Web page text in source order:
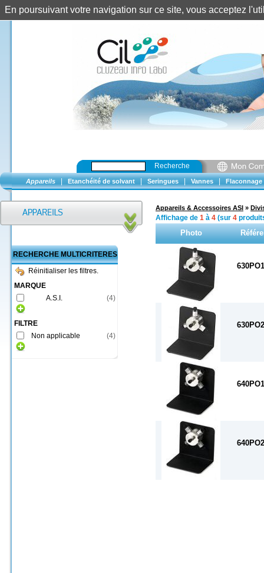
Recherche
Appareils Etanchéité de solvant Seringues Vannes Flaconnage
RECHERCHE MULTICRITERES
Réinitialiser les filtres.
MARQUE
A.S.I.
(4)
FILTRE
Non applicable
(4)
Appareils & Accessoires ASI »
Affichage de 1 à 4 (sur 4
Photo
En poursuivant votre navigation sur ce site, vous acceptez